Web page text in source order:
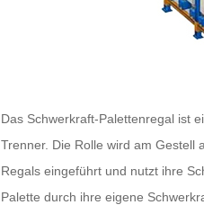
Das Schwerkraft-Palettenregal ist
Trenner. Die Rolle wird am Gestell
Regals eingeführt und nutzt ihre
Palette durch ihre eigene